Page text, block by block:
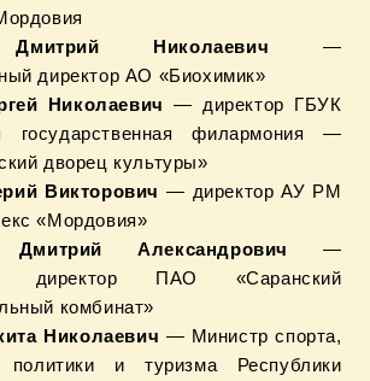
Николаевич —
директор АО «Биохимик»
Николаевич — директор ГБУК
государственная филармония —
дворец культуры»
Викторович — директор АУ РМ
«Мордовия»
Дмитрий Александрович
—
директор ПАО «Саранский
комбинат»
Николаевич — Министр спорта,
политики и туризма Республики